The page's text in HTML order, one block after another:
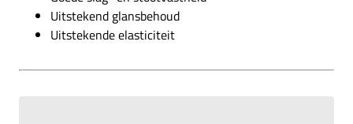
Uitstekend glansbehoud
Uitstekende elasticiteit